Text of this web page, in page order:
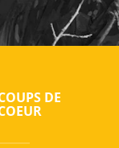
DE